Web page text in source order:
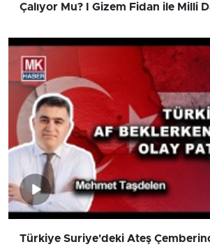
Çalıyor Mu? I Gizem Fidan ile Milli
Türkiye Suriye'deki Ateş